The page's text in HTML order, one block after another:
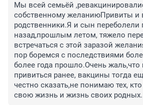
Мы всей семьёй
собственному желаниюПривиты и
родственники.Я и сын переболели
назад,прошлым летом, тяжело
встречаться с этой заразой
пор боремся с последствиями
более года прошло.Очень жаль,что
привиться ранее, вакцины тогда
честно сказать,не понимаю тех,
свою жизнь и жизнь своих родных.